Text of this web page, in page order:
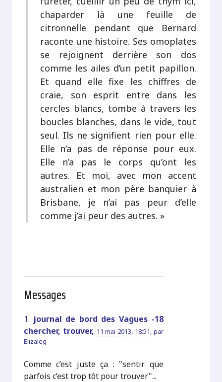
chaparder là une feuille de
citronnelle pendant que Bernard
raconte une histoire. Ses omoplates
se rejoignent derrière son dos
comme les ailes d’un petit papillon.
Et quand elle fixe les chiffres de
craie, son esprit entre dans les
cercles blancs, tombe à travers les
boucles blanches, dans le vide, tout
seul. Ils ne signifient rien pour elle.
Elle n’a pas de réponse pour eux.
Elle n’a pas le corps qu’ont les
autres. Et moi, avec mon accent
australien et mon père banquier à
Brisbane, je n’ai pas peur d’elle
comme j’ai peur des autres. »
Messages
1. journal de bord des Vagues -18
chercher, trouver, 11 mai 2013, 18:51, par
Elizaleg
Comme c’est juste ça : "sentir que
parfois c’est trop tôt pour trouver"...